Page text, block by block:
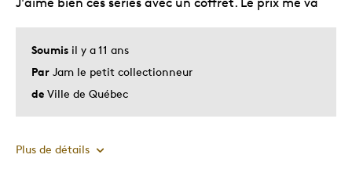
Les meilleures utilisations
Cadeau pour enfant
Soumis il y a 11 ans
Par Jam le petit collectionneur
de Ville de Québec
Plus de détails